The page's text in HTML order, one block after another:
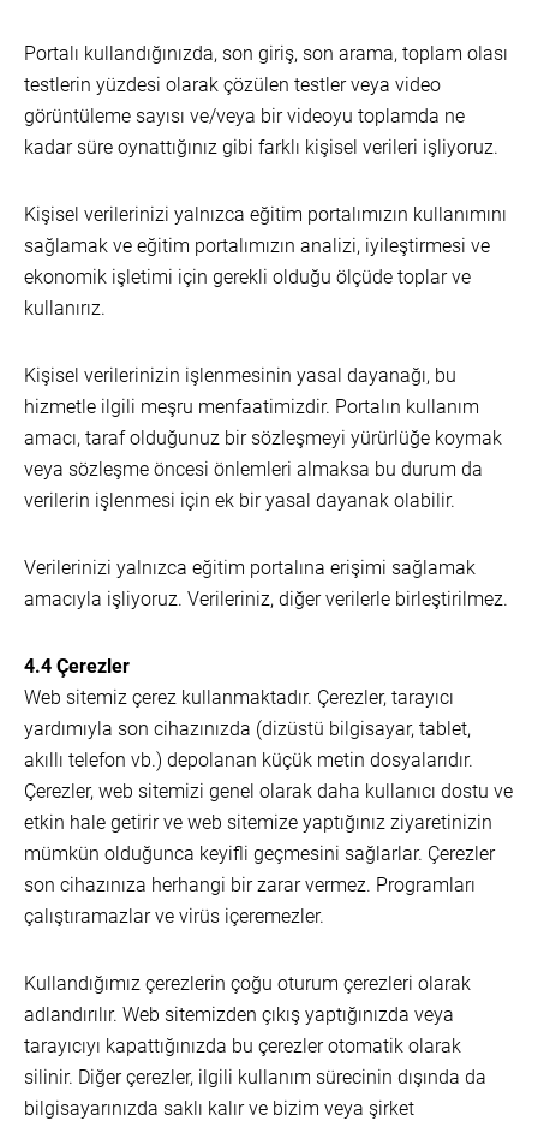
Portalı kullandığınızda, son giriş, son arama, toplam olası
testlerin yüzdesi olarak çözülen testler veya video
görüntüleme sayısı ve/veya bir videoyu toplamda ne
kadar süre oynattığınız gibi farklı kişisel verileri işliyoruz.
Kişisel verilerinizi yalnızca eğitim portalımızın kullanımını
sağlamak ve eğitim portalımızın analizi, iyileştirmesi ve
ekonomik işletimi için gerekli olduğu ölçüde toplar ve
kullanırız.
Kişisel verilerinizin işlenmesinin yasal dayanağı, bu
hizmetle ilgili meşru menfaatimizdir. Portalın kullanım
amacı, taraf olduğunuz bir sözleşmeyi yürürlüğe koymak
veya sözleşme öncesi önlemleri almaksa bu durum da
verilerin işlenmesi için ek bir yasal dayanak olabilir.
Verilerinizi yalnızca eğitim portalına erişimi sağlamak
amacıyla işliyoruz. Verileriniz, diğer verilerle birleştirilmez.
4.4 Çerezler
Web sitemiz çerez kullanmaktadır. Çerezler, tarayıcı
yardımıyla son cihazınızda (dizüstü bilgisayar, tablet,
akıllı telefon vb.) depolanan küçük metin dosyalarıdır.
Çerezler, web sitemizi genel olarak daha kullanıcı dostu ve
etkin hale getirir ve web sitemize yaptığınız ziyaretinizin
mümkün olduğunca keyifli geçmesini sağlarlar. Çerezler
son cihazınıza herhangi bir zarar vermez. Programları
çalıştıramazlar ve virüs içeremezler.
Kullandığımız çerezlerin çoğu oturum çerezleri olarak
adlandırılır. Web sitemizden çıkış yaptığınızda veya
tarayıcıyı kapattığınızda bu çerezler otomatik olarak
silinir. Diğer çerezler, ilgili kullanım sürecinin dışında da
bilgisayarınızda saklı kalır ve bizim veya şirket